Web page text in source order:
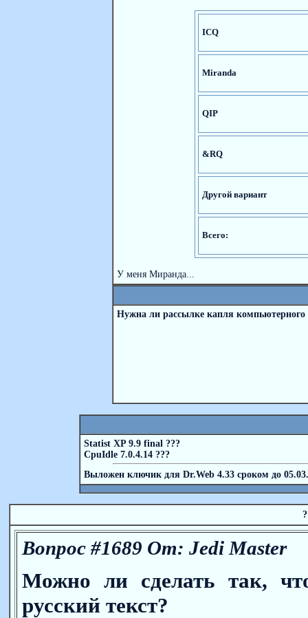
ICQ
Miranda
QIP
&RQ
Другой вариант
Всего:
У меня Миранда...
Нужна ли рассылке капля
Statist XP 9.9 final ???
CpuIdle 7.0.4.14 ???
Выложен ключик для Dr.Web 4.33 cроком до
Вопрос #1689 От: Jedi Master
Можно ли сделать так,
русский текст?